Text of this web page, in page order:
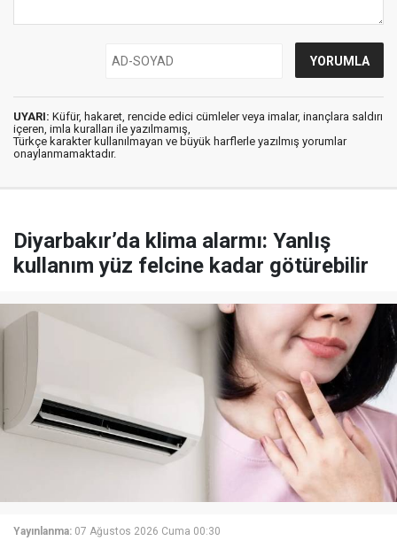
UYARI: Küfür, hakaret, rencide edici cümleler veya imalar, inançlara saldırı
içeren, imla kuralları ile yazılmamış,
Türkçe karakter kullanılmayan ve büyük harflerle yazılmış yorumlar
onaylanmamaktadır.
Diyarbakır’da klima alarmı: Yanlış
kullanım yüz felcine kadar götürebilir
Yayınlanma: 07 Ağustos 2026 Cuma 00:30